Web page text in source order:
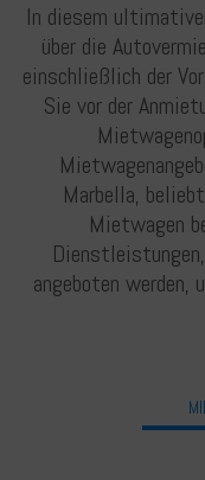
Русский
Deutsch
In diesem
über die
einschließlich der
Sie vor der
Marbella,
Mietwagen
angeboten